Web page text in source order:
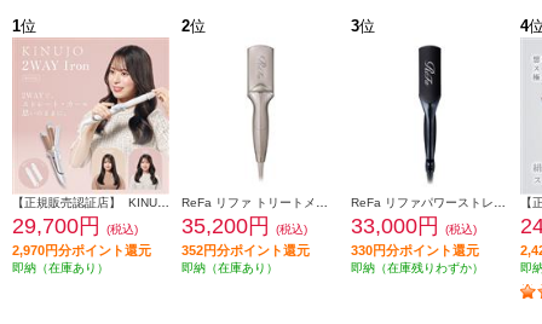
1位
29,700円 (税込)
2,970円分ポイント還元
即納（在庫あり）
2位
35,200円 (税込)
352円分ポイント還元
即納（在庫あり）
3位
33,000円 (税込)
330円分ポイント還元
即納（在庫残りわずか）
4
即